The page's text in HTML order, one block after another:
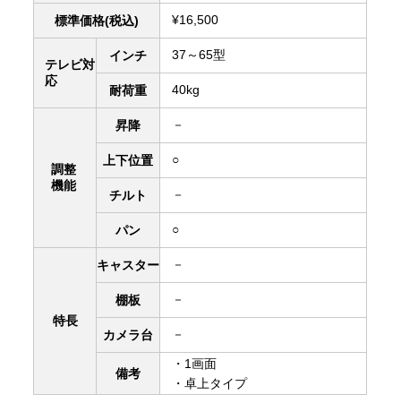
標準価格(税込) ¥16,500
テレビ対
応
インチ 37～65型
耐荷重 40kg
調整
機能
昇降 －
上下位置 ○
チルト －
パン ○
特長
キャスター －
棚板 －
カメラ台 －
備考
・1画面
・卓上タイプ